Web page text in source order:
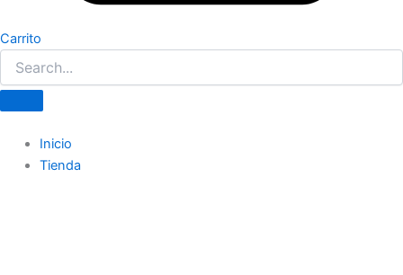
Carrito
Inicio
Tienda